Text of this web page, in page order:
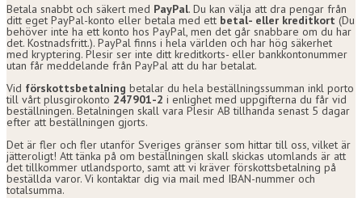
Betala snabbt och säkert med PayPal. Du kan välja att dra pengar från
ditt eget PayPal-konto eller betala med ett betal- eller kreditkort (Du
behöver inte ha ett konto hos PayPal, men det går snabbare om du har
det. Kostnadsfritt.). PayPal finns i hela världen och har hög säkerhet
med kryptering. Plesir ser inte ditt kreditkorts- eller bankkontonummer
utan får meddelande från PayPal att du har betalat.
Vid förskottsbetalning betalar du hela beställningssumman inkl porto
till vårt plusgirokonto 247901-2 i enlighet med uppgifterna du får vid
beställningen. Betalningen skall vara Plesir AB tillhanda senast 5 dagar
efter att beställningen gjorts.
Det är fler och fler utanför Sveriges gränser som hittar till oss, vilket är
jätteroligt! Att tänka på om beställningen skall skickas utomlands är att
det tillkommer utlandsporto, samt att vi kräver förskottsbetalning på
beställda varor. Vi kontaktar dig via mail med IBAN-nummer och
totalsumma.